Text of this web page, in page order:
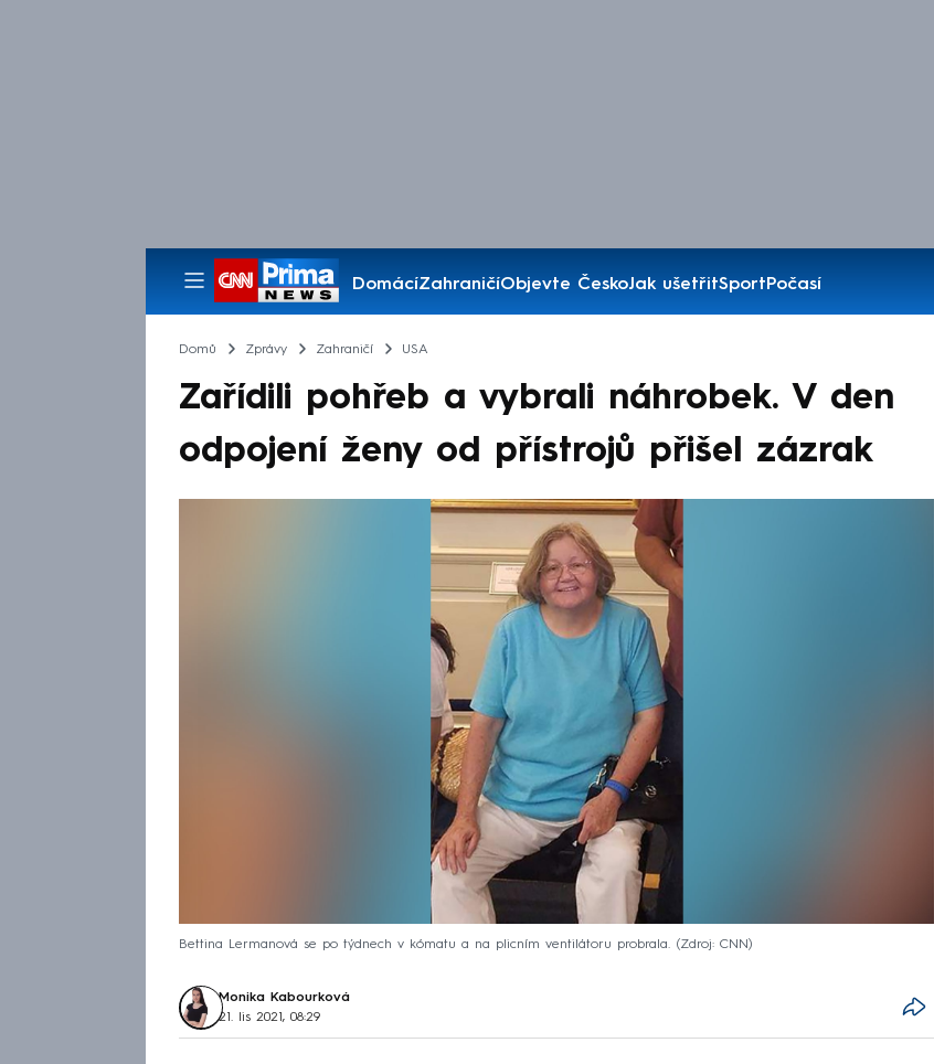
DomácíZahraničíObjevte ČeskoJak ušetřitSportPočasí
Pořady
Domů Zprávy Zahraničí USA
Zařídili pohřeb a vybrali náhrobek. V den
odpojení ženy od přístrojů přišel zázrak
Bettina Lermanová se po týdnech v kómatu a na plicním ventilátoru probrala. Zdroj: CNN
Monika Kabourková
21. lis 2021, 08:29